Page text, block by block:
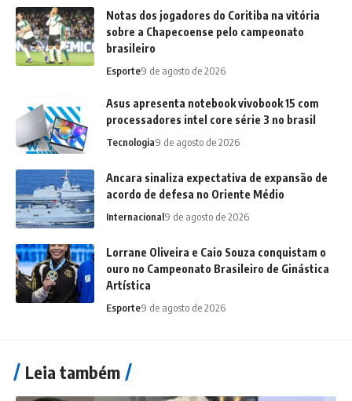
Notas dos jogadores do Coritiba na vitória
sobre a Chapecoense pelo campeonato
brasileiro
Esporte9 de agosto de 2026
Asus apresenta notebook vivobook 15 com
processadores intel core série 3 no brasil
Tecnologia9 de agosto de 2026
Ancara sinaliza expectativa de expansão de
acordo de defesa no Oriente Médio
Internacional9 de agosto de 2026
Lorrane Oliveira e Caio Souza conquistam o
ouro no Campeonato Brasileiro de Ginástica
Artística
Esporte9 de agosto de 2026
Leia também